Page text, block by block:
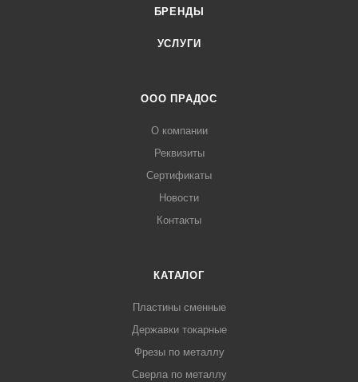
БРЕНДЫ
УСЛУГИ
ООО ПРАДОС
О компании
Реквизиты
Сертификаты
Новости
Контакты
КАТАЛОГ
Пластины сменные
Державки токарные
Фрезы по металлу
Сверла по металлу